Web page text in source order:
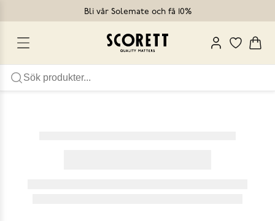
Bli vår Solemate och få 10%